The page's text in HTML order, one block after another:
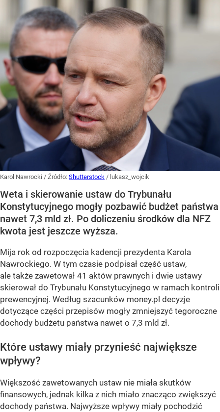
Karol Nawrocki / Źródło: Shutterstock / lukasz_wojcik
Weta i skierowanie ustaw do Trybunału
Konstytucyjnego mogły pozbawić budżet państwa
nawet 7,3 mld zł. Po doliczeniu środków dla NFZ
kwota jest jeszcze wyższa.
Mija rok od rozpoczęcia kadencji prezydenta Karola
Nawrockiego. W tym czasie podpisał część ustaw,
ale także zawetował 41 aktów prawnych i dwie ustawy
skierował do Trybunału Konstytucyjnego w ramach kontroli
prewencyjnej. Według szacunków money.pl decyzje
dotyczące części przepisów mogły zmniejszyć tegoroczne
dochody budżetu państwa nawet o 7,3 mld zł.
Które ustawy miały przynieść największe
wpływy?
Większość zawetowanych ustaw nie miała skutków
finansowych, jednak kilka z nich miało znacząco zwiększyć
dochody państwa. Najwyższe wpływy miały pochodzić